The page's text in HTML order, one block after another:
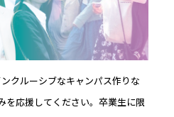
クルーシブなキャンパス作りな
を応援してください。卒業生に限